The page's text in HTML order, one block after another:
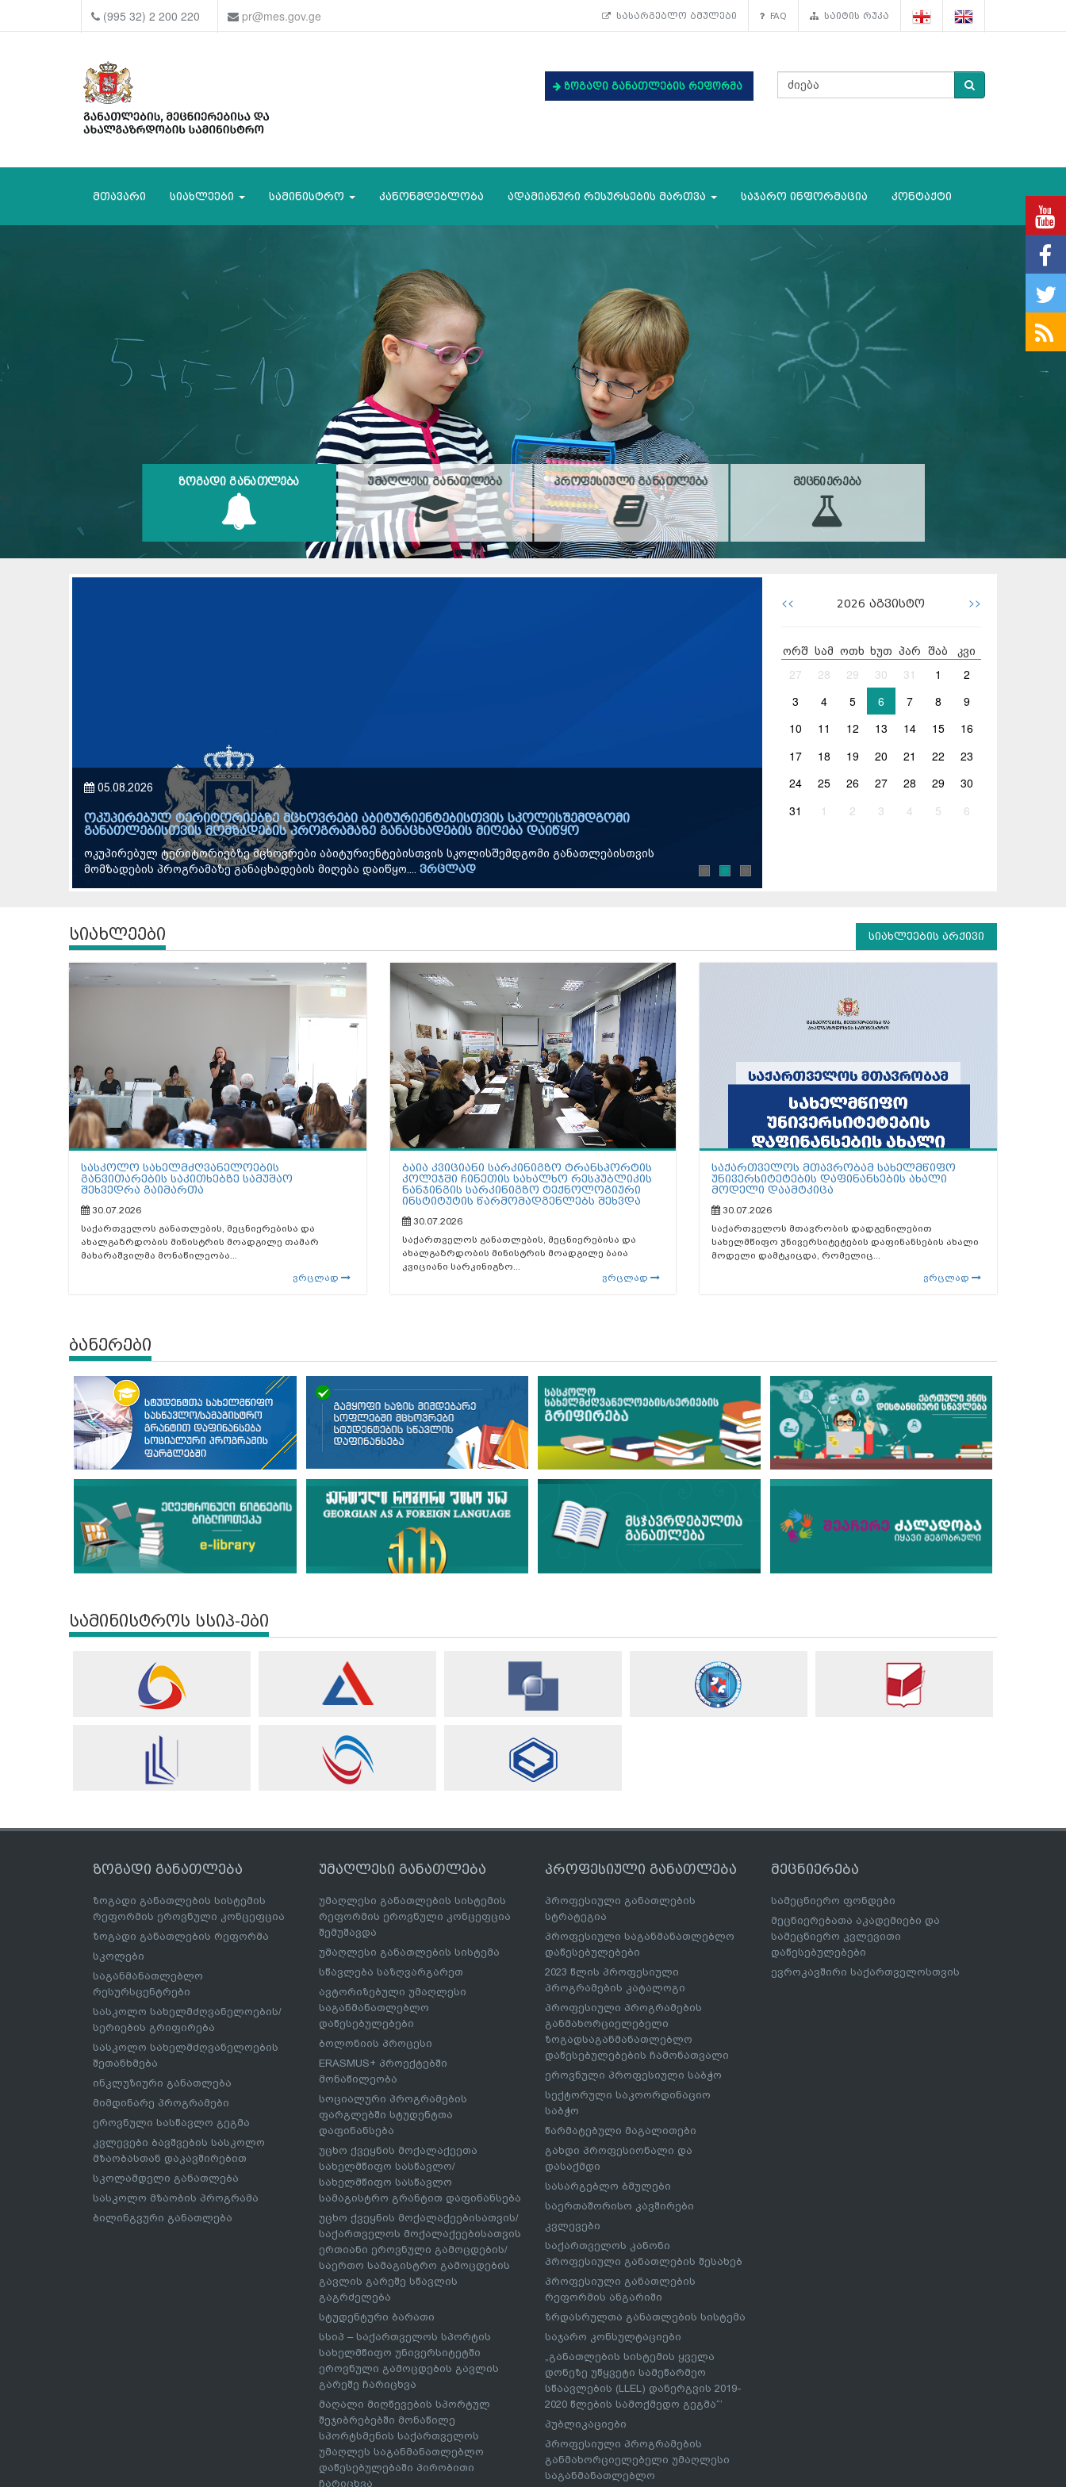
(995 32) 2 200 220 pr@mes.gov.ge სასარგებლო ბმულები FAQ საიტის რუკა
ზოგადი განათლების რეფორმა
მთავარი სიახლეები სამინისტრო კანონმდებლობა ადამიანური რესურსების მართვა საჯარო ინფორმაცია კონტაქტი
ᲖᲝᲒᲐᲓᲘ ᲒᲐᲜᲐᲗᲚᲔᲑᲐ ᲣᲛᲐᲦᲚᲔᲡᲘ ᲒᲐᲜᲐᲗᲚᲔᲑᲐ ᲞᲠᲝᲤᲔᲡᲘᲣᲚᲘ ᲒᲐᲜᲐᲗᲚᲔᲑᲐ ᲛᲔᲪᲜᲘᲔᲠᲔᲑᲐ
05.08.2026
ოკუპირებულ ტერიტორიებზე მცხოვრები აბიტურიენტებისთვის სკოლისშემდგომი
განათლებისთვის მომზადების პროგრამაზე განაცხადების მიღება დაიწყო
ოკუპირებულ ტერიტორიებზე მცხოვრები აბიტურიენტებისთვის სკოლისშემდგომი განათლებისთვის
მომზადების პროგრამაზე განაცხადების მიღება დაიწყო.... ვრცლად
04.08.2026
გივი მიქანაძემ საქართველოში
<< 2026 აგვისტო >>
ორშ სამ ოთხ ხუთ პარ შაბ კვი
27 28 29 30 31 1
2
3
4 5 6 7 8
9
10
11 12 13 14 15
16
17
18 19 20 21 22
23
24
25 26 27 28 29
30
31
1 2 3 4 5 6
სიახლეები სიახლეების არქივი
სასკოლო სახელმძღვანელოების
განვითარების საკითხებზე სამუშაო
შეხვედრა გაიმართა
30.07.2026
საქართველოს განათლების, მეცნიერებისა და
ახალგაზრდობის მინისტრის მოადგილე თამარ
მახარაშვილმა მონაწილეობა...
ვრცლად
ბაია კვიციანი სარკინიგზო ტრანსპორტის
კოლეჯში ჩინეთის სახალხო რესპუბლიკის
ნანჯინგის სარკინიგზო ტექნოლოგიური
ინსტიტუტის წარმომადგენლებს შეხვდა
30.07.2026
საქართველოს განათლების, მეცნიერებისა და
ახალგაზრდობის მინისტრის მოადგილე ბაია
კვიციანი სარკინიგზო...
ვრცლად
საქართველოს მთავრობამ სახელმწიფო
უნივერსიტეტების დაფინანსების ახალი
მოდელი დაამტკიცა
30.07.2026
საქართველოს მთავრობის დადგენილებით
სახელმწიფო უნივერსიტეტების დაფინანსების ახალი
მოდელი დამტკიცდა, რომელიც...
ვრცლად
ბანერები
სამინისტროს სსიპ-ები
ზოგადი განათლება
ზოგადი განათლების სისტემის
რეფორმის ეროვნული კონცეფცია
ზოგადი განათლების რეფორმა
სკოლები
საგანმანათლებლო
რესურსცენტრები
სასკოლო სახელმძღვანელოების/
სერიების გრიფირება
სასკოლო სახელმძღვანელოების
შეთანხმება
ინკლუზიური განათლება
მიმდინარე პროგრამები
ეროვნული სასწავლო გეგმა
კვლევები ბავშვების სასკოლო
მზაობასთან დაკავშირებით
სკოლამდელი განათლება
სასკოლო მზაობის პროგრამა
ბილინგვური განათლება
უმაღლესი განათლება
უმაღლესი განათლების სისტემის
რეფორმის ეროვნული კონცეფცია
შემუშავდა
უმაღლესი განათლების სისტემა
სწავლება საზღვარგარეთ
ავტორიზებული უმაღლესი
საგანმანათლებლო
დაწესებულებები
ბოლონიის პროცესი
ERASMUS+ პროექტებში
მონაწილეობა
სოციალური პროგრამების
ფარგლებში სტუდენტთა
დაფინანსება
უცხო ქვეყნის მოქალაქეეთა
სახელმწიფო სასწავლო/
სახელმწიფო სასწავლო
სამაგისტრო გრანტით დაფინანსება
უცხო ქვეყნის მოქალაქეებისათვის/
საქართველოს მოქალაქეებისათვის
ერთიანი ეროვნული გამოცდების/
საერთო სამაგისტრო გამოცდების
გავლის გარეშე სწავლის
გაგრძელება
სტუდენტური ბარათი
სსიპ – საქართველოს სპორტის
სახელმწიფო უნივერსიტეტში
ეროვნული გამოცდების გავლის
გარეშე ჩარიცხვა
მაღალი მიღწევების სპორტულ
შეჯიბრებებში მონაწილე
სპორტსმენის საქართველოს
უმაღლეს საგანმანათლებლო
დაწესებულებაში პირობითი
ჩარიცხვა
პროფესიული განათლება
პროფესიული განათლების
სტრატეგია
პროფესიული საგანმანათლებლო
დაწესებულებები
2023 წლის პროფესიული
პროგრამების კატალოგი
პროფესიული პროგრამების
განმახორციელებელი
ზოგადსაგანმანათლებლო
დაწესებულებების ჩამონათვალი
ეროვნული პროფესიული საბჭო
სექტორული საკოორდინაციო
საბჭო
წარმატებული მაგალითები
გახდი პროფესიონალი და
დასაქმდი
სასარგებლო ბმულები
საერთაშორისო კავშირები
კვლევები
საქართველოს კანონი
პროფესიული განათლების შესახებ
პროფესიული განათლების
რეფორმის ანგარიში
ზრდასრულთა განათლების სისტემა
საჯარო კონსულტაციები
„განათლების სისტემის ყველა
დონეზე უწყვეტი სამეწარმეო
სწაავლების (LLEL) დანერგვის 2019-
2020 წლების სამოქმედო გეგმა“’
პუბლიკაციები
პროფესიული პროგრამების
განმახორციელებელი უმაღლესი
საგანმანათლებლო
მეცნიერება
სამეცნიერო ფონდები
მეცნიერებათა აკადემიები და
სამეცნიერო კვლევითი
დაწესებულებები
ევროკავშირი საქართველოსთვის